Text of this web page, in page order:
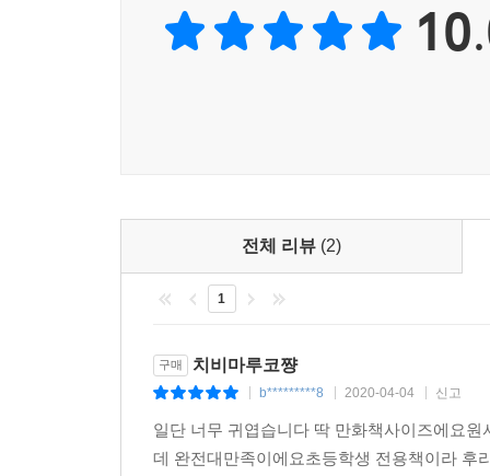
전체 리뷰 (2)
1
구매 치비마루코쨩
b*********8 2020-04-04 신고
일단 너무 귀엽습니다 딱 만화책사이즈에요
데 완전대만족이에요초등학생 전용책이라 후